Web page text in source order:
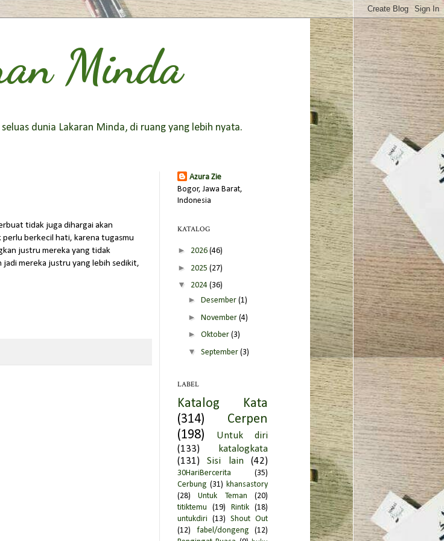
Minda
dunia Lakaran Minda, di ruang yang lebih nyata.
tidak juga dihargai akan
perlu berkecil hati, karena tugasmu
justru mereka yang tidak
mereka justru yang lebih sedikit,
Azura Zie
Bogor, Jawa Barat,
Indonesia
KATALOG
► 2026 (46)
► 2025 (27)
▼ 2024 (36)
► Desember (1)
► November (4)
► Oktober (3)
▼ September (3)
ITU LEBIH BAIK
►Juli
► (2)
► Mei(3)
► April(4)
►Maret (5)
►Februari(1)
►Januari(9)
LABEL
Katalog Kata
(314)
Cerpen
(198)
Untuk diri
(133)
katalogkata
(131)
Sisi lain (42)
30HariBercerita
(35)
Cerbung (31) khansastory
(28)
Untuk Teman
(20)
titiktemu
(19) Rintik (18)
untukdiri (13) Shout Out
(12)
fabel/dongeng
(12)